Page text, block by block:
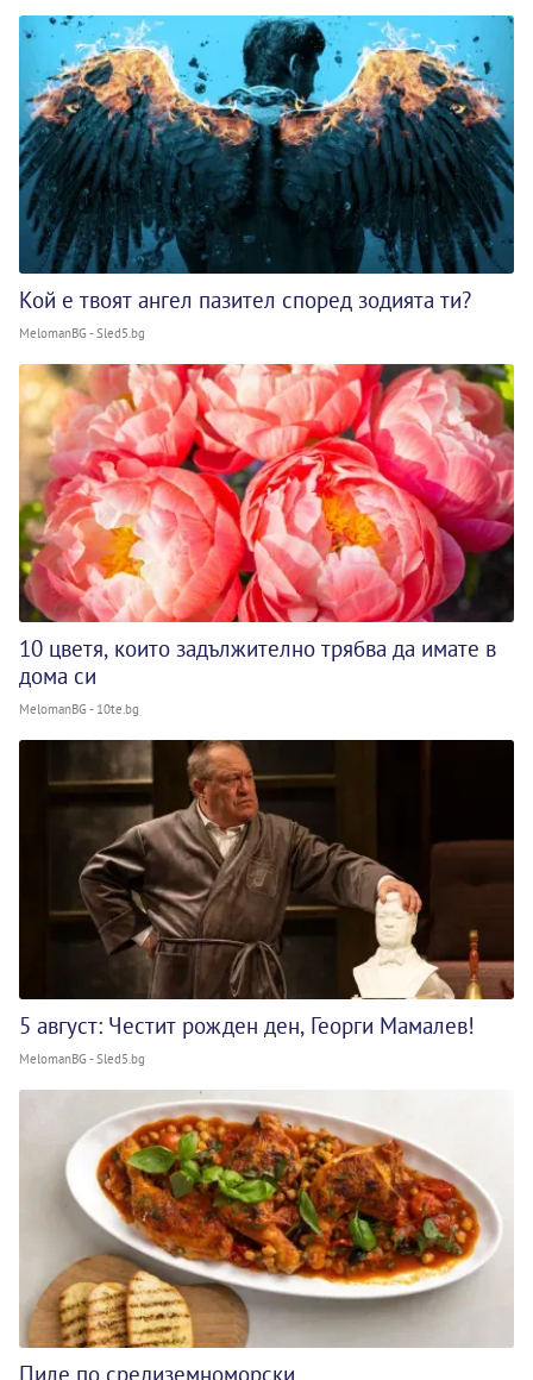
Кой е твоят ангел пазител според зодията ти?
MelomanBG - Sled5.bg
10 цветя, които задължително трябва да имате в
дома си
MelomanBG - 10te.bg
5 август: Честит рожден ден, Георги Мамалев!
MelomanBG - Sled5.bg
Пиле по средиземноморски